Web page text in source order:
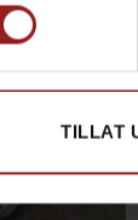
TILLAT